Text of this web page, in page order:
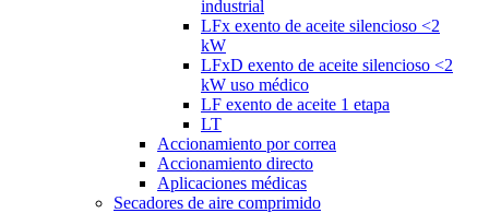
industrial
LFx exento de aceite silencioso <2
kW
LFxD exento de aceite silencioso <2
kW uso médico
LF exento de aceite 1 etapa
LT
Accionamiento por correa
Accionamiento directo
Aplicaciones médicas
Secadores de aire comprimido